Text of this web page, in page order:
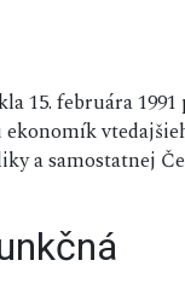
15. februára
a samostatnej